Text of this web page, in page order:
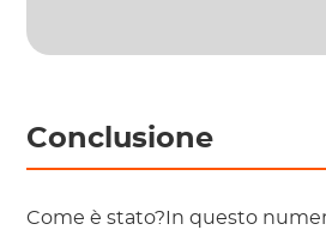
Conclusione
Come è stato?In questo